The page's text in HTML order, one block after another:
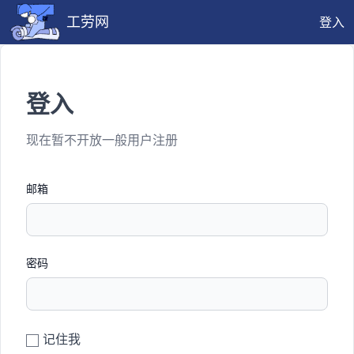
工劳网 登入
登入
现在暂不开放一般用户注册
邮箱
密码
记住我